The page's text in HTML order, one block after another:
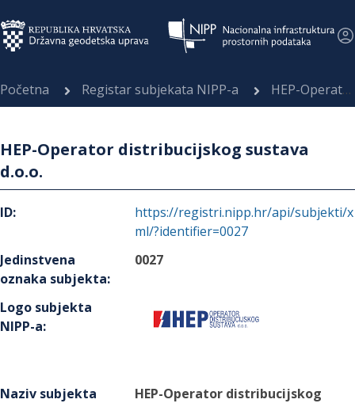
Početna Registar subjekata NIPP-a HEP-Operator distribucijskog sustava d.o.o.
HEP-Operator distribucijskog sustava
d.o.o.
ID:
https://registri.nipp.hr/api/subjekti/x
ml/?identifier=0027
Jedinstvena
oznaka subjekta:
0027
Logo subjekta
NIPP-a:
Naziv subjekta
HEP-Operator distribucijskog